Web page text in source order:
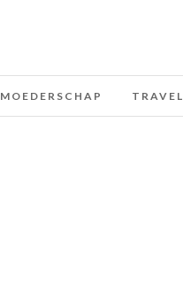
MOEDERSCHAP TRAVEL